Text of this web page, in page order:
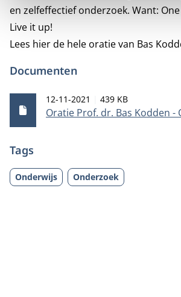
en zelfeffectief onderzoek. Want:
Live it up!
Lees hier de hele oratie van Bas
Documenten
Oratie Prof. dr. Bas Kodden -
Publicatiedatum
12-11-2021 Bestandsgrootte
439 KB
Tags
Onderwijs Onderzoek